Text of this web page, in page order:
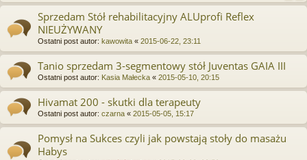
Sprzedam Stół rehabilitacyjny ALUprofi Reflex
NIEUŻYWANY
Ostatni post autor: kawowita « 2015-06-22, 23:11
Tanio sprzedam 3-segmentowy stół Juventas GAIA III
Ostatni post autor: Kasia Małecka « 2015-05-10, 20:15
Hivamat 200 - skutki dla terapeuty
Ostatni post autor: czarna « 2015-05-05, 15:17
Pomysł na Sukces czyli jak powstają stoły do masażu
Habys